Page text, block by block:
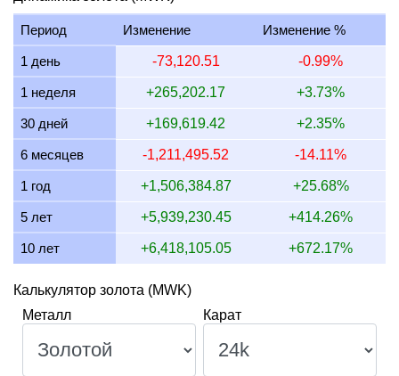
12 июля 2026 3,571,703.68 114,830.27
11 июля 2026 3,571,703.68
10 июля 2026 3,557,377.05 114,369.67
9 июля 2026 3,586,776.86 115,314.88
8 июля 2026 3,524,260.24 113,304.97
Период Изменение Изменение %
1 день -73,120.51 -0.99%
1 неделя +265,202.17 +3.73%
30 дней +169,619.42 +2.35%
6 месяцев -1,211,495.52 -14.11%
1 год +1,506,384.87 +25.68%
5 лет +5,939,230.45 +414.26%
10 лет +6,418,105.05 +672.17%
Калькулятор золота (MWK)
Металл
Карат